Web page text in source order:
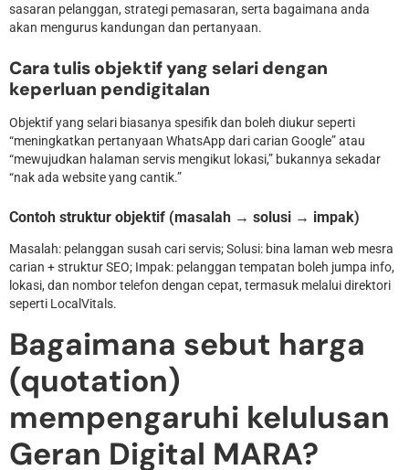
sasaran pelanggan, strategi pemasaran, serta bagaimana anda
akan mengurus kandungan dan pertanyaan.
Cara tulis objektif yang selari dengan
keperluan pendigitalan
Objektif yang selari biasanya spesifik dan boleh diukur seperti
“meningkatkan pertanyaan WhatsApp dari carian Google” atau
“mewujudkan halaman servis mengikut lokasi,” bukannya sekadar
“nak ada website yang cantik.”
Contoh struktur objektif (masalah → solusi → impak)
Masalah: pelanggan susah cari servis; Solusi: bina laman web mesra
carian + struktur SEO; Impak: pelanggan tempatan boleh jumpa info,
lokasi, dan nombor telefon dengan cepat, termasuk melalui direktori
seperti LocalVitals.
Bagaimana sebut harga
(quotation)
mempengaruhi kelulusan
Geran Digital MARA?